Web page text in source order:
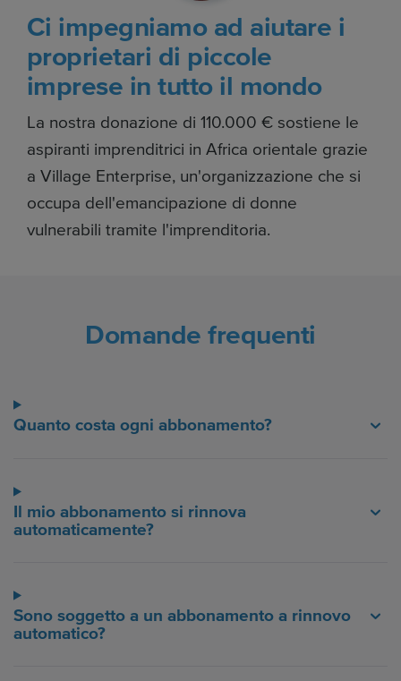
Ci impegniamo ad aiutare i
proprietari di piccole
imprese in tutto il mondo
La nostra donazione di 110.000 € sostiene le
aspiranti imprenditrici in Africa orientale grazie
a Village Enterprise, un'organizzazione che si
occupa dell'emancipazione di donne
vulnerabili tramite l'imprenditoria.
Domande frequenti
Quanto costa ogni abbonamento?
Il mio abbonamento si rinnova
automaticamente?
Sono soggetto a un abbonamento a rinnovo
automatico?